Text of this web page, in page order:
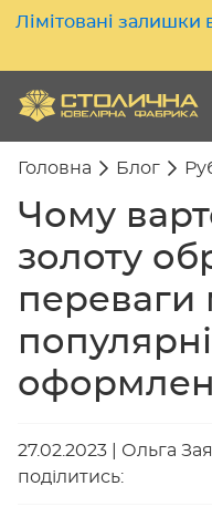
Лімітовані залишки
Головна Блог
Чому
золоту
переваги
27.02.2023
Ольга
поділитись: